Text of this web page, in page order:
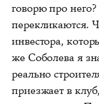
говорю про
перекликаются.
инвестора,
же Соболева я
реально
приезжает в